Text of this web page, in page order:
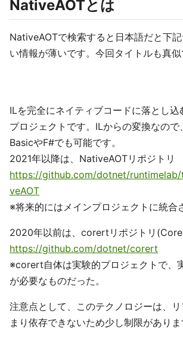
NativeAOTとは
NativeAOTで検索すると日本語だと下
い情報が薄いです。今回タイトルも真似
ILを完全にネイティブコードに落とし込
プロジェクトです。ILからの変換なの
BasicやF#でも可能です。
2021年以降は、NativeAOTリポジトリ
https://github.com/dotnet/
veAOT
※将来的にはメインプロジェクトに統合
2020年以前は、corertリポジトリ
https://github.com/dotnet/corert
※corert自体は実験的プロジェクトで、
が必要なものだった。
注意点として、このテクノロジーは、
まり依存できないため少し制限がありま